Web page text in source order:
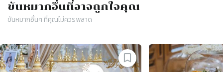
ขันหมากอื่นที่อาจถูกใจคุณ
ขันหมากอื่นๆ ที่คุณไม่ควรพลาด
Slide 1 of 4